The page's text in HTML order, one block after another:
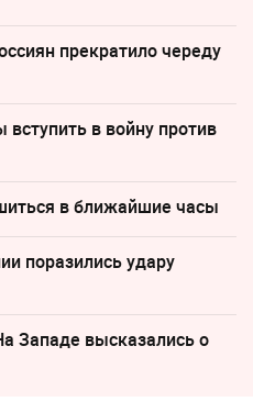
прекратило череду
в войну против
в ближайшие часы
поразились удару
Западе высказались о